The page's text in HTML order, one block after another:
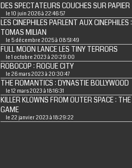
DES SPECTATEURS COUCHES SUR PAPIER
le 10 juin 2026 à 22:46:57
LES CINEPHILES PARLENT AUX CINEPHILES :
TOMAS MILIAN
le 5 décembre 2025 à 08:51:49
FULL MOON LANCE LES TINY TERRORS
le 1 octobre 2023 à 20:29:00
ROBOCOP : ROGUE CITY
le 26 mars 2023 à 20:30:47
THE ROMANTICS : DYNASTIE BOLLYWOOD
le 12 mars 2023 à 18:16:31
KILLER KLOWNS FROM OUTER SPACE : THE
GAME
le 22 janvier 2023 à 18:29:22